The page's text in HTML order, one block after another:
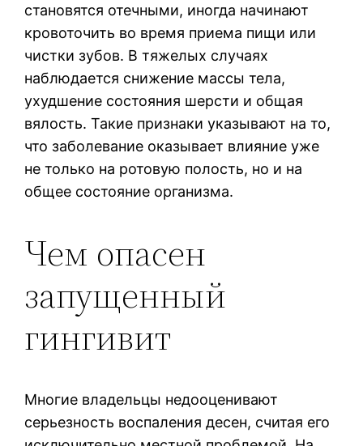
становятся отечными, иногда начинают
кровоточить во время приема пищи или
чистки зубов. В тяжелых случаях
наблюдается снижение массы тела,
ухудшение состояния шерсти и общая
вялость. Такие признаки указывают на то,
что заболевание оказывает влияние уже
не только на ротовую полость, но и на
общее состояние организма.
Чем опасен
запущенный
гингивит
Многие владельцы недооценивают
серьезность воспаления десен, считая его